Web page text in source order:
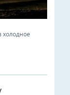
холодное